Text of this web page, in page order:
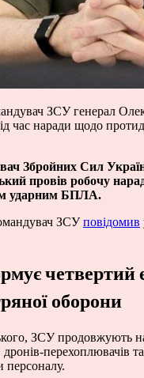
ЗСУ генерал
час наради щодо
Збройних Сил
провів робочу
ударним БПЛА.
ЗСУповідомив
четвертий
оборони
ЗСУ продовжують
дронів-перехоплювачів
персоналу.